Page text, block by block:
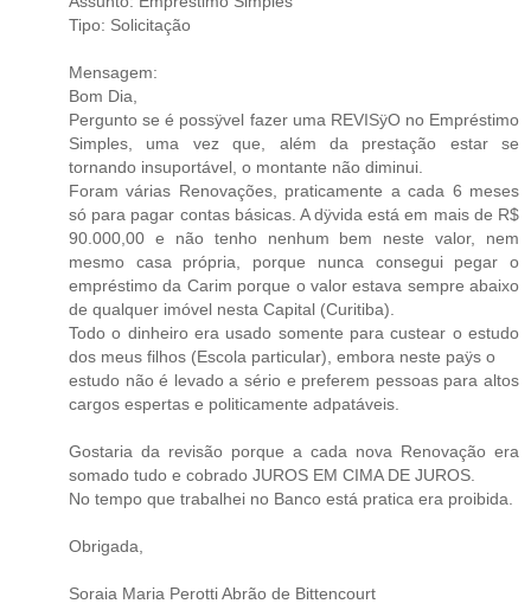
Tipo: Solicitação
Mensagem:
Bom Dia,
Pergunto se é possÿvel fazer uma REVISÿO no Empréstimo
Simples, uma vez que, além da prestação estar se
tornando insuportável, o montante não diminui.
Foram várias Renovações, praticamente a cada 6 meses
só para pagar contas básicas. A dÿvida está em mais de R$
90.000,00 e não tenho nenhum bem neste valor, nem
mesmo casa própria, porque nunca consegui pegar o
empréstimo da Carim porque o valor estava sempre abaixo
de qualquer imóvel nesta Capital (Curitiba).
Todo o dinheiro era usado somente para custear o estudo
dos meus filhos (Escola particular), embora neste paÿs o
estudo não é levado a sério e preferem pessoas para altos
cargos espertas e politicamente adpatáveis.
Gostaria da revisão porque a cada nova Renovação era
somado tudo e cobrado JUROS EM CIMA DE JUROS.
No tempo que trabalhei no Banco está pratica era proibida.
Obrigada,
Soraia Maria Perotti Abrão de Bittencourt